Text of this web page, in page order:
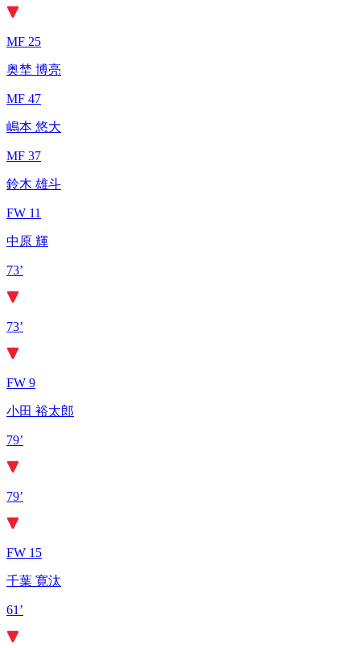
MF 25
奥埜 博亮
MF 47
嶋本 悠大
MF 37
鈴木 雄斗
FW 11
中原 輝
73’
73’
FW 9
小田 裕太郎
79’
79’
FW 15
千葉 寛汰
61’